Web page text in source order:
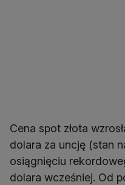
Cena spot złota
dolara za uncję (stan
osiągnięciu
dolara wcześniej. Od